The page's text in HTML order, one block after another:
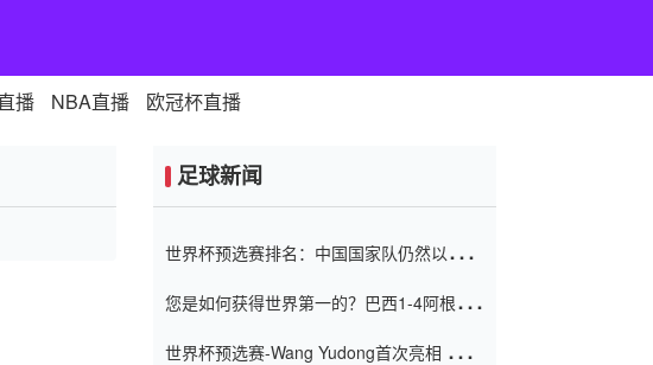
播 NBA直播 欧冠杯直播
足球新闻
世界杯预选赛排名：中国国家队仍然以6分
您是如何获得世界第一的？巴西1-4阿根
世界杯预选赛-Wang Yudong首次亮相 中国